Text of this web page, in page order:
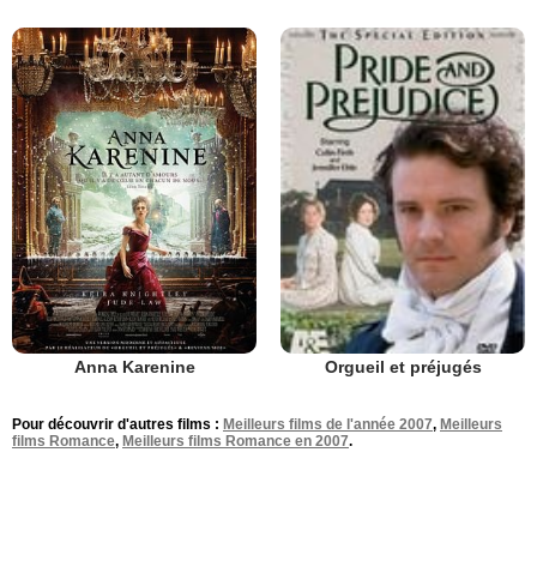
Anna Karenine Orgueil et préjugés
Pour découvrir d'autres films : Meilleurs films de l'année 2007, Meilleurs
films Romance, Meilleurs films Romance en 2007.